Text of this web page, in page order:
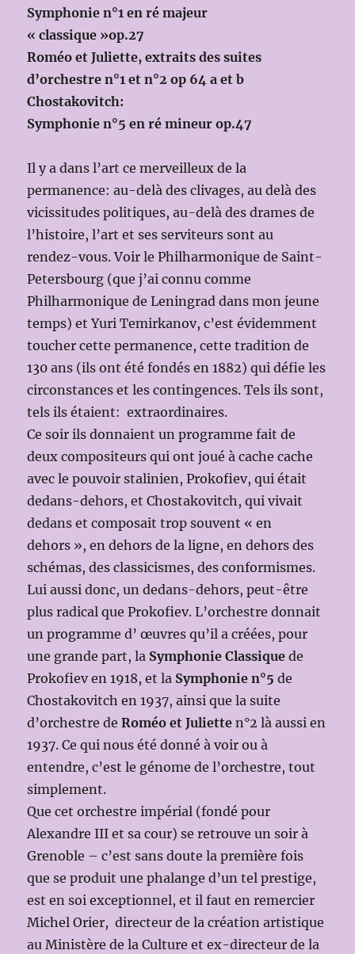
Symphonie n°1 en ré majeur
« classique »op.27
Roméo et Juliette, extraits des suites
d’orchestre n°1 et n°2 op 64 a et b
Chostakovitch:
Symphonie n°5 en ré mineur op.47
Il y a dans l’art ce merveilleux de la
permanence: au-delà des clivages, au delà des
vicissitudes politiques, au-delà des drames de
l’histoire, l’art et ses serviteurs sont au
rendez-vous. Voir le Philharmonique de Saint-
Petersbourg (que j’ai connu comme
Philharmonique de Leningrad dans mon jeune
temps) et Yuri Temirkanov, c’est évidemment
toucher cette permanence, cette tradition de
130 ans (ils ont été fondés en 1882) qui défie les
circonstances et les contingences. Tels ils sont,
tels ils étaient: extraordinaires.
Ce soir ils donnaient un programme fait de
deux compositeurs qui ont joué à cache cache
avec le pouvoir stalinien, Prokofiev, qui était
dedans-dehors, et Chostakovitch, qui vivait
dedans et composait trop souvent « en
dehors », en dehors de la ligne, en dehors des
schémas, des classicismes, des conformismes.
Lui aussi donc, un dedans-dehors, peut-être
plus radical que Prokofiev. L’orchestre donnait
un programme d’ œuvres qu’il a créées, pour
une grande part, la Symphonie Classique de
Prokofiev en 1918, et la Symphonie n°5 de
Chostakovitch en 1937, ainsi que la suite
d’orchestre deRoméo et Juliette n°2 là aussi en
1937. Ce qui nous été donné à voir ou à
entendre, c’est le génome de l’orchestre, tout
simplement.
Que cet orchestre impérial (fondé pour
Alexandre III et sa cour) se retrouve un soir à
Grenoble – c’est sans doute la première fois
que se produit une phalange d’un tel prestige,
est en soi exceptionnel, et il faut en remercier
Michel Orier, directeur de la création artistique
au Ministère de la Culture et ex-directeur de la